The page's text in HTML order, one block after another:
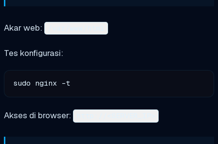
Akar web:
Tes konfigurasi:
Akses di browser: